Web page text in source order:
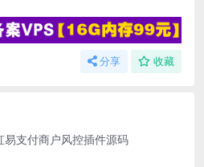
分享 收藏
易支付商户风控插件源码